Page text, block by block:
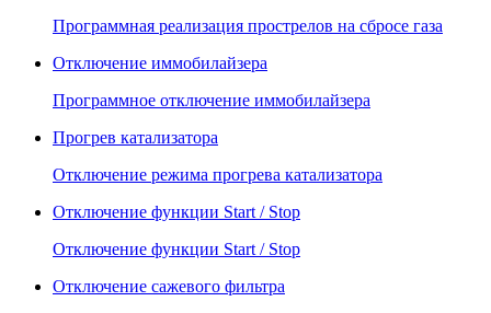
Программная реализация прострелов на сбросе газа
Отключение иммобилайзера
Программное отключение иммобилайзера
Прогрев катализатора
Отключение режима прогрева катализатора
Отключение функции Start / Stop
Отключение функции Start / Stop
Отключение сажевого фильтра